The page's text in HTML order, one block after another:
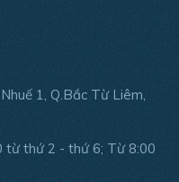
1, Q.Bắc Từ Liêm,
từ thứ 2 - thứ 6; Từ 8:00